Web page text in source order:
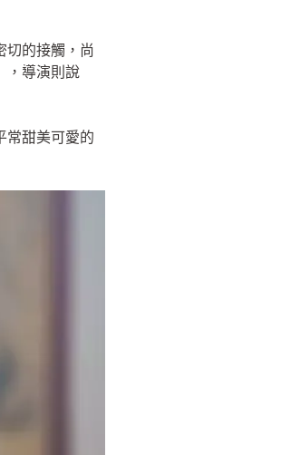
切的接觸，尚
，導演則說
常甜美可愛的